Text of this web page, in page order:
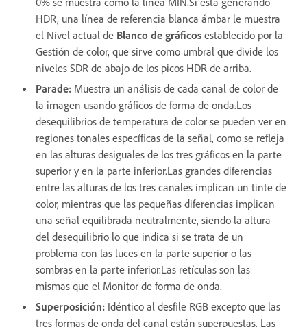
HDR, una línea de referencia blanca ámbar le muestra
el Nivel actual de Blanco de gráficos establecido por la
Gestión de color, que sirve como umbral que divide los
niveles SDR de abajo de los picos HDR de arriba.
Parade: Muestra un análisis de cada canal de color de
la imagen usando gráficos de forma de onda.Los
desequilibrios de temperatura de color se pueden ver en
regiones tonales específicas de la señal, como se refleja
en las alturas desiguales de los tres gráficos en la parte
superior y en la parte inferior.Las grandes diferencias
entre las alturas de los tres canales implican un tinte de
color, mientras que las pequeñas diferencias implican
una señal equilibrada neutralmente, siendo la altura
del desequilibrio lo que indica si se trata de un
problema con las luces en la parte superior o las
sombras en la parte inferior.Las retículas son las
mismas que el Monitor de forma de onda.
Superposición: Idéntico al desfile RGB excepto que las
tres formas de onda del canal están superpuestas. Las